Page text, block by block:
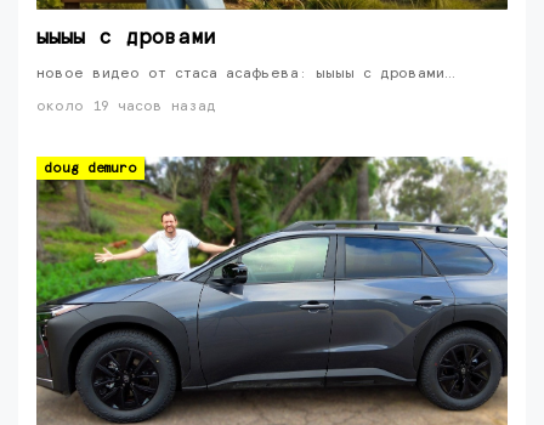
ыыыы с дровами
новое видео от стаса асафьева: ыыыы с дровами…
около 19 часов назад
doug demuro